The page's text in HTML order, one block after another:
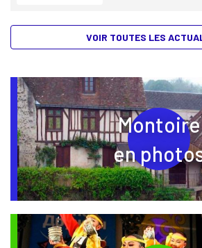
VOIR TOUTES LES
Montoire
en